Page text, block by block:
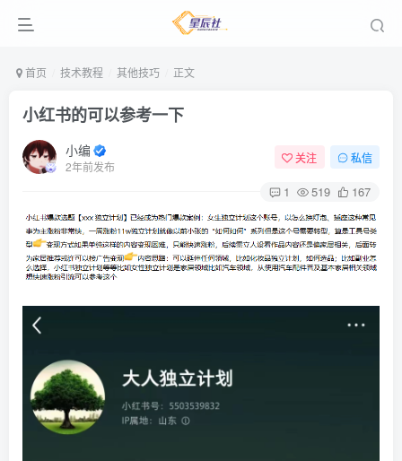
首页 技术教程 其他技巧 正文
小红书的可以参考一下
小编
2年前发布
关注 私信
1 519 167